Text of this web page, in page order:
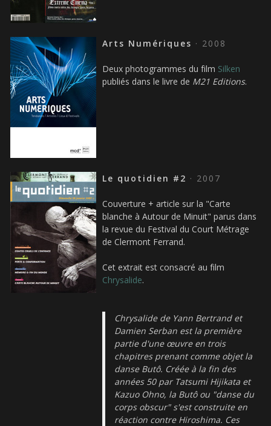
Arts Numériques · 2008
Deux photogrammes du film Silken
publiés dans le livre de M21 Editions.
Le quotidien #2 · 2007
Couverture + article sur la "Carte
blanche à Autour de Minuit" parus dans
la revue du Festival du Court Métrage
de Clermont Ferrand.
Cet extrait est consacré au film
Chrysalide.
Chrysalide de Yann Bertrand et
Damien Serban est la première
partie d'une œuvre en trois
chapitres prenant comme objet la
danse Butô. Créée à la fin des
années 50 par Tatsumi Hijikata et
Kazuo Ohno, la Butô ou "danse du
corps obscur" s'est construite en
réaction contre Hiroshima. Ces